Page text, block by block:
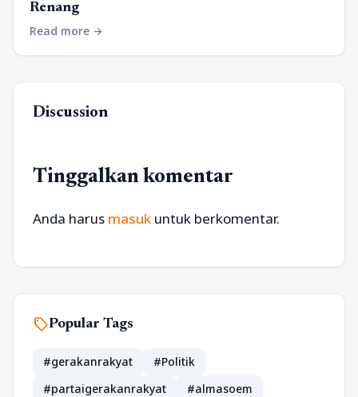
Renang
Read more arrow_forward
Discussion
Tinggalkan komentar
Anda harus masuk untuk berkomentar.
sellPopular Tags
#gerakanrakyat
#Politik
#partaigerakanrakyat
#almasoem